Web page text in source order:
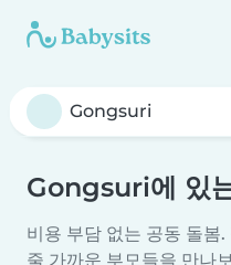
Gongsuri에 있
비용 부담 없는 공동 돌봄
줄 가까운 부모들을 만나